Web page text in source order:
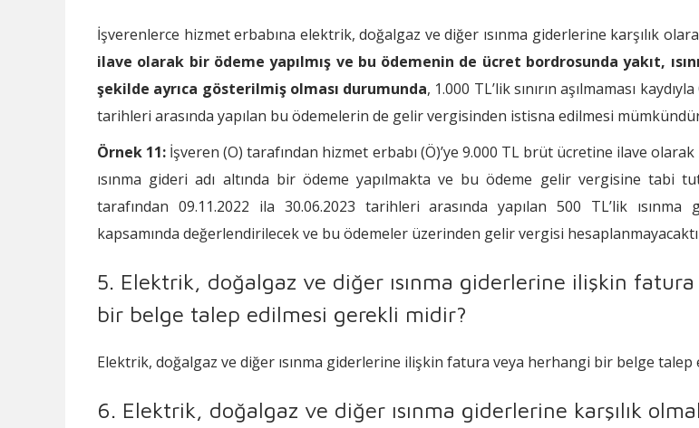
İşverenlerce hizmet erbabına elektrik, doğalgaz ve diğer ısınma giderlerine karşılık
ilave olarak bir ödeme yapılmış ve bu ödemenin de ücret bordrosunda yakıt,
şekilde ayrıca gösterilmiş olması durumunda, 1.000 TL’lik sınırın aşılmaması
tarihleri arasında yapılan bu ödemelerin de gelir vergisinden istisna edilmesi
Örnek 11: İşveren (O) tarafından hizmet erbabı (Ö)’ye 9.000 TL brüt ücretine ilave olarak
ısınma gideri adı altında bir ödeme yapılmakta ve bu ödeme gelir vergisine tabi
tarafından 09.11.2022 ila 30.06.2023 tarihleri arasında yapılan 500 TL’lik
kapsamında değerlendirilecek ve bu ödemeler üzerinden gelir vergisi
5. Elektrik, doğalgaz ve diğer ısınma giderlerine ilişkin
bir belge talep edilmesi gerekli midir?
Elektrik, doğalgaz ve diğer ısınma giderlerine ilişkin fatura veya herhangi bir belge talep
6. Elektrik, doğalgaz ve diğer ısınma giderlerine karşılık